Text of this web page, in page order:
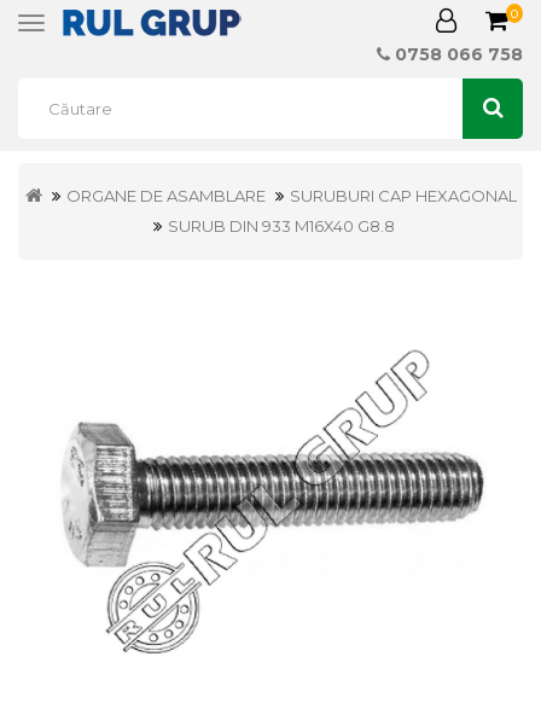
Toggle
0
0758 066 758
ORGANE DE ASAMBLARE
SURUBURI CAP HEXAGONAL
SURUB DIN 933 M16X40 G8.8